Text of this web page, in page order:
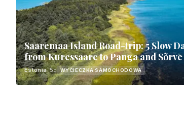
Saaremaa Island Road-trip: 5 Slow
from Kuressaare to Panga and Sõrve
Estonia· 5d WYCIECZKA SAMOCHODOWA